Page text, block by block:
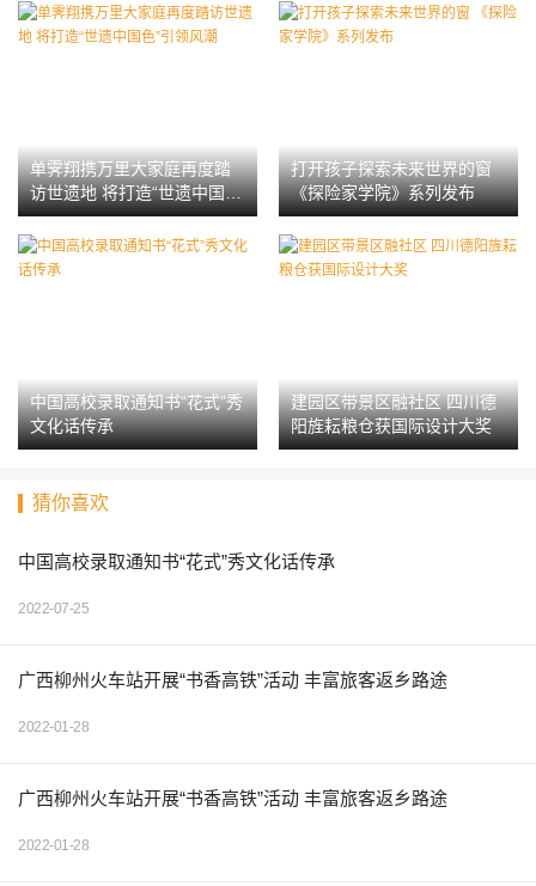
单霁翔携万里大家庭再度踏
访世遗地 将打造“世遗中国
色”引领风潮
打开孩子探索未来世界的窗
《探险家学院》系列发布
中国高校录取通知书“花式”秀
文化话传承
建园区带景区融社区 四川德
阳旌耘粮仓获国际设计大奖
猜你喜欢
中国高校录取通知书“花式”秀文化话传承
2022-07-25
广西柳州火车站开展“书香高铁”活动 丰富旅客返乡路途
2022-01-28
广西柳州火车站开展“书香高铁”活动 丰富旅客返乡路途
2022-01-28